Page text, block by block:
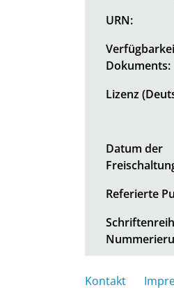
URN:
Dokuments:
Lizenz
Datum der
Referierte
Kontakt